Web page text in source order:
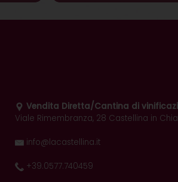
Vendita Diretta/Cantina di
Viale Rimembranza, 28 Castellina in
info@lacastellina.it
+39.0577.740459